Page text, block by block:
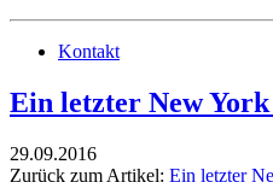
Kontakt
Ein letzter New
29.09.2016
Zurück zum Artikel: Ein letzter